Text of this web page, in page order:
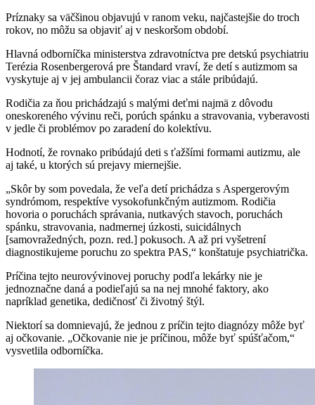
Príznaky sa väčšinou objavujú v ranom veku, najčastejšie do troch
rokov, no môžu sa objaviť aj v neskoršom období.
Hlavná odborníčka ministerstva zdravotníctva pre detskú psychiatriu
Terézia Rosenbergerová pre Štandard vraví, že detí s autizmom sa
vyskytuje aj v jej ambulancii čoraz viac a stále pribúdajú.
Rodičia za ňou prichádzajú s malými deťmi najmä z dôvodu
oneskoreného vývinu reči, porúch spánku a stravovania, vyberavosti
v jedle či problémov po zaradení do kolektívu.
Hodnotí, že rovnako pribúdajú deti s ťažšími formami autizmu, ale
aj také, u ktorých sú prejavy miernejšie.
„Skôr by som povedala, že veľa detí prichádza s Aspergerovým
syndrómom, respektíve vysokofunkčným autizmom. Rodičia
hovoria o poruchách správania, nutkavých stavoch, poruchách
spánku, stravovania, nadmernej úzkosti, suicidálnych
[samovražedných, pozn. red.] pokusoch. A až pri vyšetrení
diagnostikujeme poruchu zo spektra PAS,“ konštatuje psychiatrička.
Príčina tejto neurovývinovej poruchy podľa lekárky nie je
jednoznačne daná a podieľajú sa na nej mnohé faktory, ako
napríklad genetika, dedičnosť či životný štýl.
Niektorí sa domnievajú, že jednou z príčin tejto diagnózy môže byť
aj očkovanie. „Očkovanie nie je príčinou, môže byť spúšťačom,“
vysvetlila odborníčka.